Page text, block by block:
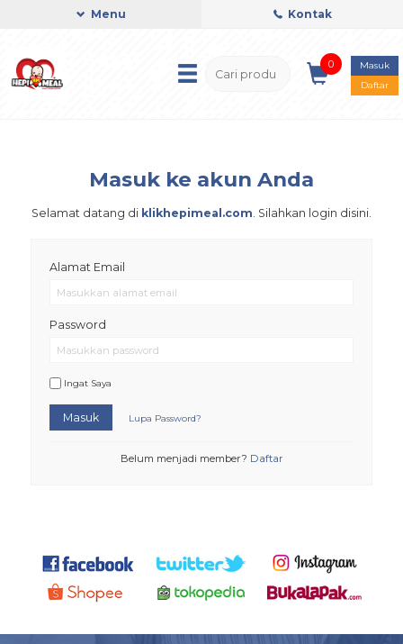
Menu Kontak
0
Masuk
Daftar
Masuk ke akun Anda
Selamat datang di klikhepimeal.com . Silahkan login disini.
Alamat Email
Password
Ingat Saya
Masuk Lupa Password?
Belum menjadi member? Daftar